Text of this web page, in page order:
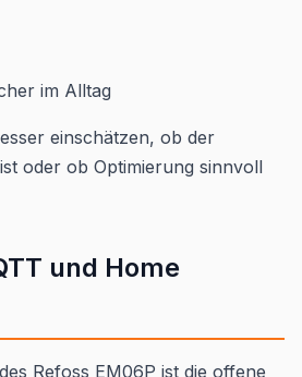
im Alltag
einschätzen, ob der
oder ob Optimierung sinnvoll
und Home
Refoss EM06P ist die offene